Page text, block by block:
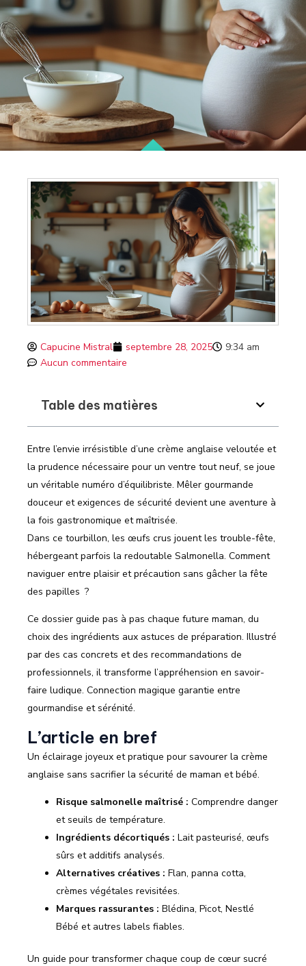
Capucine Mistral septembre 28, 2025
9:34 am
Aucun commentaire
Table des matières
Entre l’envie irrésistible d’une crème anglaise veloutée et
la prudence nécessaire pour un ventre tout neuf, se joue
un véritable numéro d’équilibriste. Mêler gourmande
douceur et exigences de sécurité devient une aventure à
la fois gastronomique et maîtrisée.
Dans ce tourbillon, les œufs crus jouent les trouble-fête,
hébergeant parfois la redoutable Salmonella. Comment
naviguer entre plaisir et précaution sans gâcher la fête
des papilles ?
Ce dossier guide pas à pas chaque future maman, du
choix des ingrédients aux astuces de préparation. Illustré
par des cas concrets et des recommandations de
professionnels, il transforme l’appréhension en savoir-
faire ludique. Connection magique garantie entre
gourmandise et sérénité.
L’article en bref
Un éclairage joyeux et pratique pour savourer la crème
anglaise sans sacrifier la sécurité de maman et bébé.
Risque salmonelle maîtrisé : Comprendre danger
et seuils de température.
Ingrédients décortiqués : Lait pasteurisé, œufs
sûrs et additifs analysés.
Alternatives créatives : Flan, panna cotta,
crèmes végétales revisitées.
Marques rassurantes : Blédina, Picot, Nestlé
Bébé et autres labels fiables.
Un guide pour transformer chaque coup de cœur sucré